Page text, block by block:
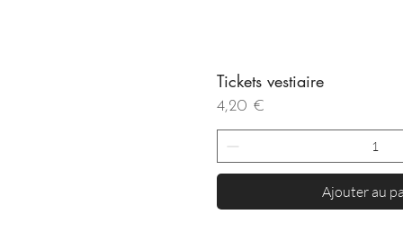
Tickets vestiaire
Prix
4,20 €
Ajouter au